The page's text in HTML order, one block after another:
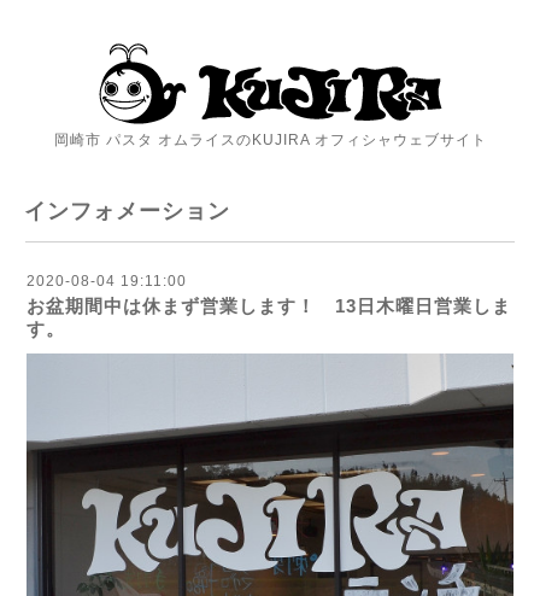
岡崎市 パスタ オムライスのKUJIRA オフィシャウェブサイト
インフォメーション
2020-08-04 19:11:00
お盆期間中は休まず営業します！ 13日木曜日営業しま
す。